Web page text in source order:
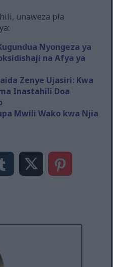
unaweza pia
Nyongeza ya
na Afya ya
Zenye Ujasiri: Kwa
Inastahili Doa
Mwili Wako kwa Njia